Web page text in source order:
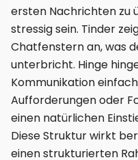
ersten Nachrichten zu
stressig sein. Tinder
Chatfenstern an, was
unterbricht. Hinge
Kommunikation
Aufforderungen oder
einen natürlichen
Diese Struktur wirkt
einen strukturierten